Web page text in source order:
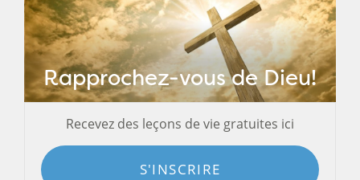
Rapprochez-vous de Dieu!
Recevez des leçons de vie gratuites ici
S'INSCRIRE